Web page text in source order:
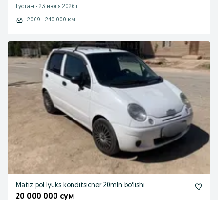
Бустан - 23 июля 2026 г.
2009 - 240 000 км
Matiz pol lyuks konditsioner 20mln boʻlishi
20 000 000 сум